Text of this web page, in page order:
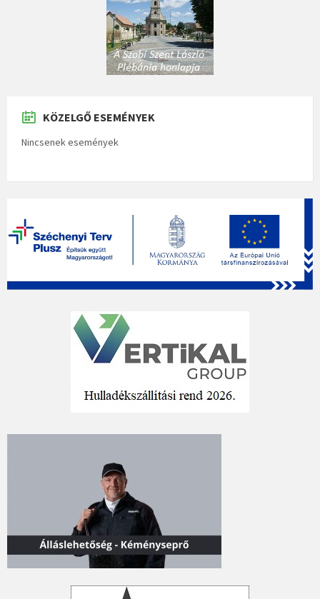
KÖZELGŐ ESEMÉNYEK
Nincsenek események